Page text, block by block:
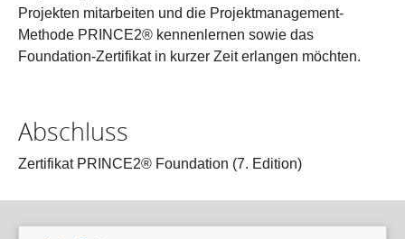
Projekten mitarbeiten und die Projektmanagement-
Methode PRINCE2® kennenlernen sowie das
Foundation-Zertifikat in kurzer Zeit erlangen möchten.
Abschluss
Zertifikat PRINCE2® Foundation (7. Edition)